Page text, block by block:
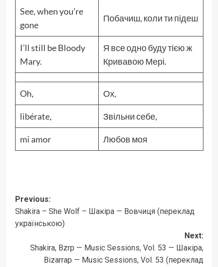
See, when you’re
gone
Побачиш, коли ти підеш
I’ll still be Bloody
Mary.
Я все одно буду тією ж
Кривавою Мері.
Oh, Ох,
libérate, Звільни себе,
mi amor Любов моя
Post
navigation
Previous:
Shakira – She Wolf – Шакіра — Вовчиця (переклад
українською)
Next:
Shakira, Bzrp — Music Sessions, Vol. 53 — Шакіра,
Bizarrap — Music Sessions, Vol. 53 (переклад